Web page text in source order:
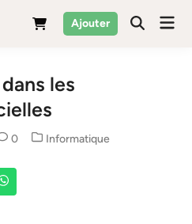
Ajouter
les
0
Posted
Informatique